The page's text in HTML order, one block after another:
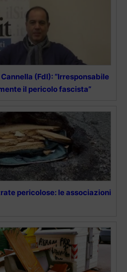
(FdI): “Irresponsabile
il pericolo fascista”
pericolose: le associazioni